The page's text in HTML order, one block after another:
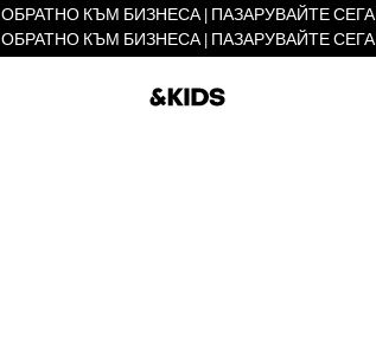
ОБРАТНО КЪМ БИЗНЕСА | ПАЗАРУВАЙТЕ СЕГА
ОБРАТНО КЪМ БИЗНЕСА | ПАЗАРУВАЙТЕ СЕГА